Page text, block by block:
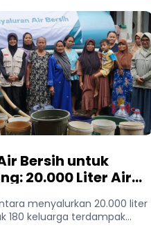
Bersih untuk
20.000 Liter Air
Kekeringan
menyalurkan 20.000 liter
180 keluarga terdampak